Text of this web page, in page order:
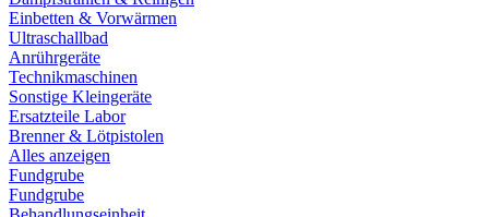
Einbetten & Vorwärmen
Ultraschallbad
Anrührgeräte
Technikmaschinen
Sonstige Kleingeräte
Ersatzteile Labor
Brenner & Lötpistolen
Alles anzeigen
Fundgrube
Fundgrube